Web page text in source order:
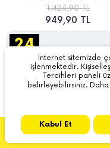
1.424,90 TL
949,90 TL
İnternet sitemizde
işlenmektedir.
Tercihleri paneli
belirleyebilirsiniz.
Kabul Et